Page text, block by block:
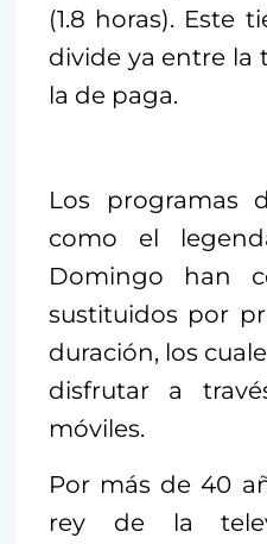
(1.8 horas). Este
divide ya entre la
la de paga.
Los programas
como el
Domingo han
sustituidos por
duración, los
disfrutar a
móviles.
Por más de 40
rey de la